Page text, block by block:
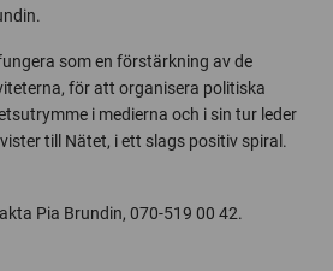
som en förstärkning av de
för att organisera politiska
i medierna och i sin tur leder
till Nätet, i ett slags positiv spiral.
Pia Brundin, 070-519 00 42.